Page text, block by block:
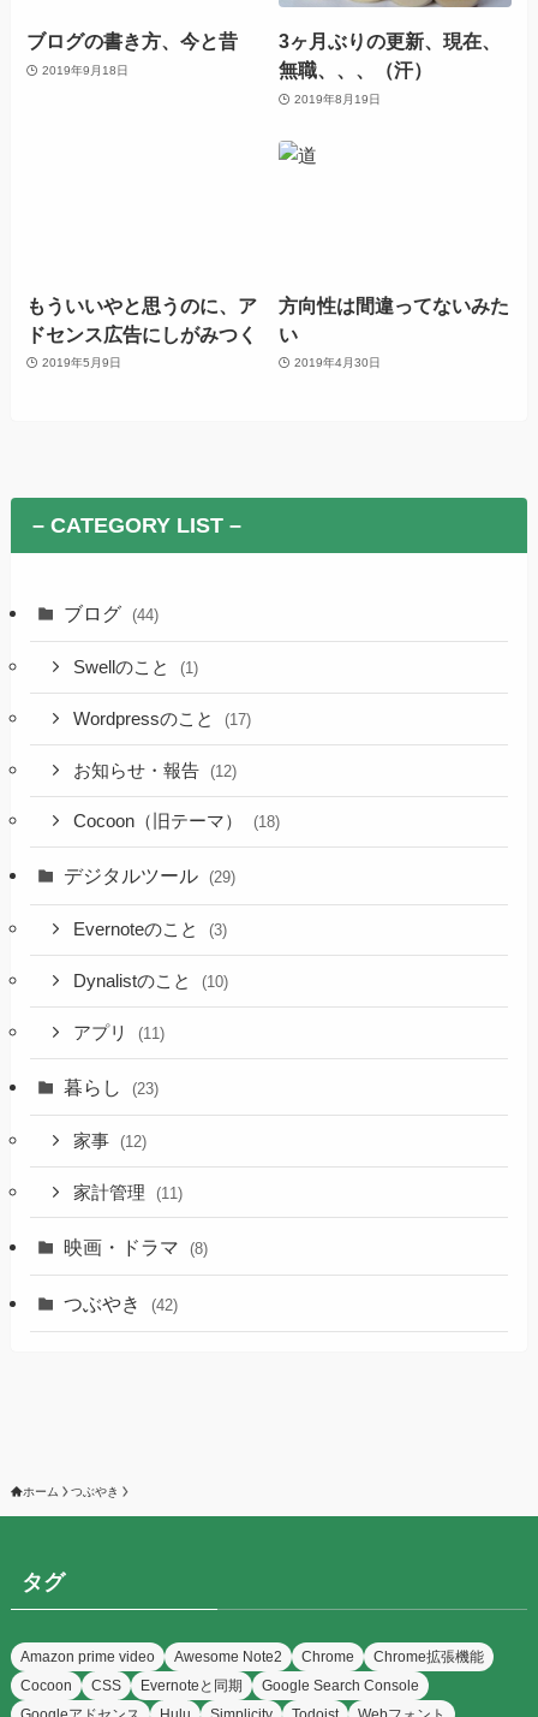
ブログの書き方、今と昔
2019年9月18日
3ヶ月ぶりの更新、現在、
無職、、、（汗）
2019年8月19日
もういいやと思うのに、ア
ドセンス広告にしがみつく
2019年5月9日
方向性は間違ってないみた
い
2019年4月30日
– CATEGORY LIST –
ブログ (44)
Swellのこと (1)
Wordpressのこと (17)
お知らせ・報告 (12)
Cocoon（旧テーマ） (18)
デジタルツール (29)
Evernoteのこと (3)
Dynalistのこと (10)
アプリ (11)
暮らし (23)
家事 (12)
家計管理 (11)
映画・ドラマ (8)
つぶやき (42)
ホーム つぶやき
タグ
Amazon prime video Awesome Note2 Chrome
Chrome拡張機能
Cocoon
CSS Evernoteと同期
Google Search Console